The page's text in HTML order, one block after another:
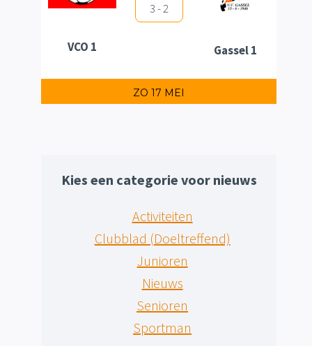
VCO 1
3 - 2
Gassel 1
ZO 17 MEI
Kies een categorie voor nieuws
Activiteiten
Clubblad (Doeltreffend)
Junioren
Nieuws
Senioren
Sportman